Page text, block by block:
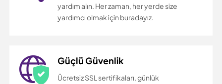
yardım alın. Her zaman, her yerde size
yardımcı olmak için buradayız.
Güçlü Güvenlik
Ücretsiz SSL sertifikaları, günlük